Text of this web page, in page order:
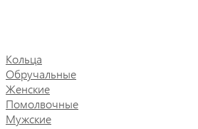
Кольца
Обручальные
Женские
Помолвочные
Мужские